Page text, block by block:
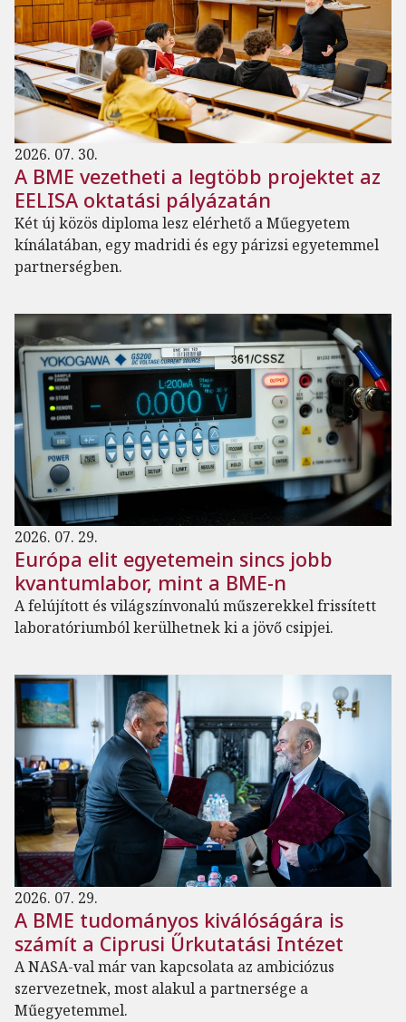
2026. 07. 30.
A BME vezetheti a legtöbb projektet az
EELISA oktatási pályázatán
Két új közös diploma lesz elérhető a Műegyetem
kínálatában, egy madridi és egy párizsi egyetemmel
partnerségben.
2026. 07. 29.
Európa elit egyetemein sincs jobb
kvantumlabor, mint a BME-n
A felújított és világszínvonalú műszerekkel frissített
laboratóriumból kerülhetnek ki a jövő csipjei.
2026. 07. 29.
A BME tudományos kiválóságára is
számít a Ciprusi Űrkutatási Intézet
A NASA-val már van kapcsolata az ambiciózus
szervezetnek, most alakul a partnersége a
Műegyetemmel.